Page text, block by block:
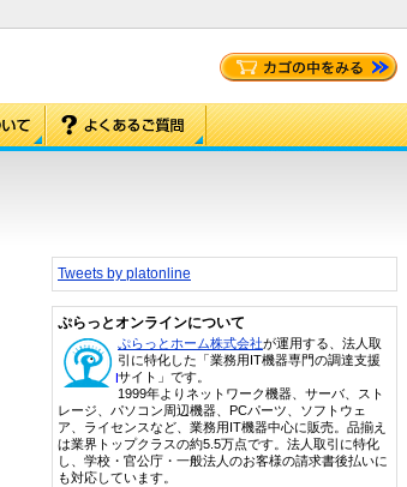
Tweets by platonline
ぷらっとオンラインについて
ぷらっとホーム株式会社が運用する、法人取
引に特化した「業務用IT機器専門の調達支援
サイト」です。
1999年よりネットワーク機器、サーバ、スト
レージ、パソコン周辺機器、PCパーツ、ソフトウェ
ア、ライセンスなど、業務用IT機器中心に販売。品揃え
は業界トップクラスの約5.5万点です。法人取引に特化
し、学校・官公庁・一般法人のお客様の請求書後払いに
も対応しています。